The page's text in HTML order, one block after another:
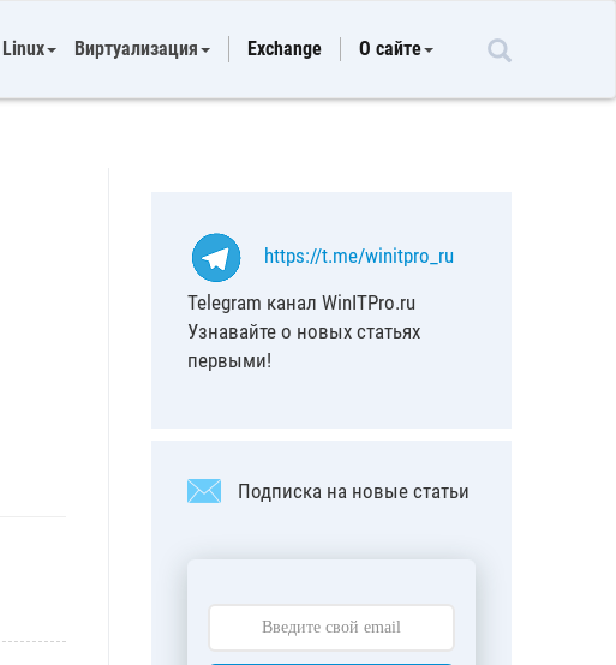
Linux Виртуализация Exchange О сайте
https://t.me/winitpro_ru
Telegram канал WinITPro.ru
Узнавайте о новых статьях
первыми!
Подписка на новые статьи